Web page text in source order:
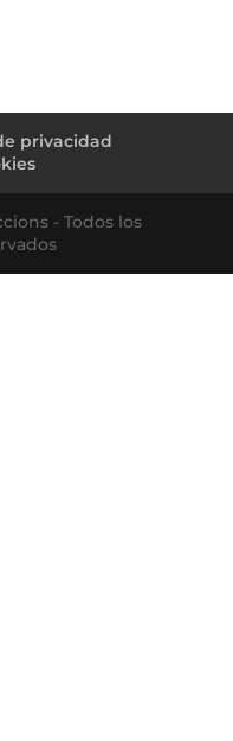
privacidad
- Todos los